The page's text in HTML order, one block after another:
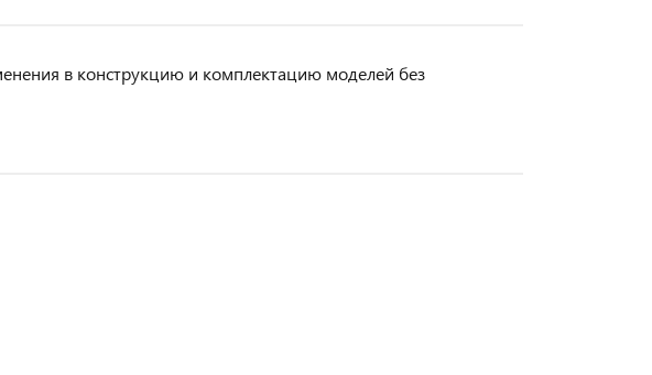
в конструкцию и комплектацию моделей без